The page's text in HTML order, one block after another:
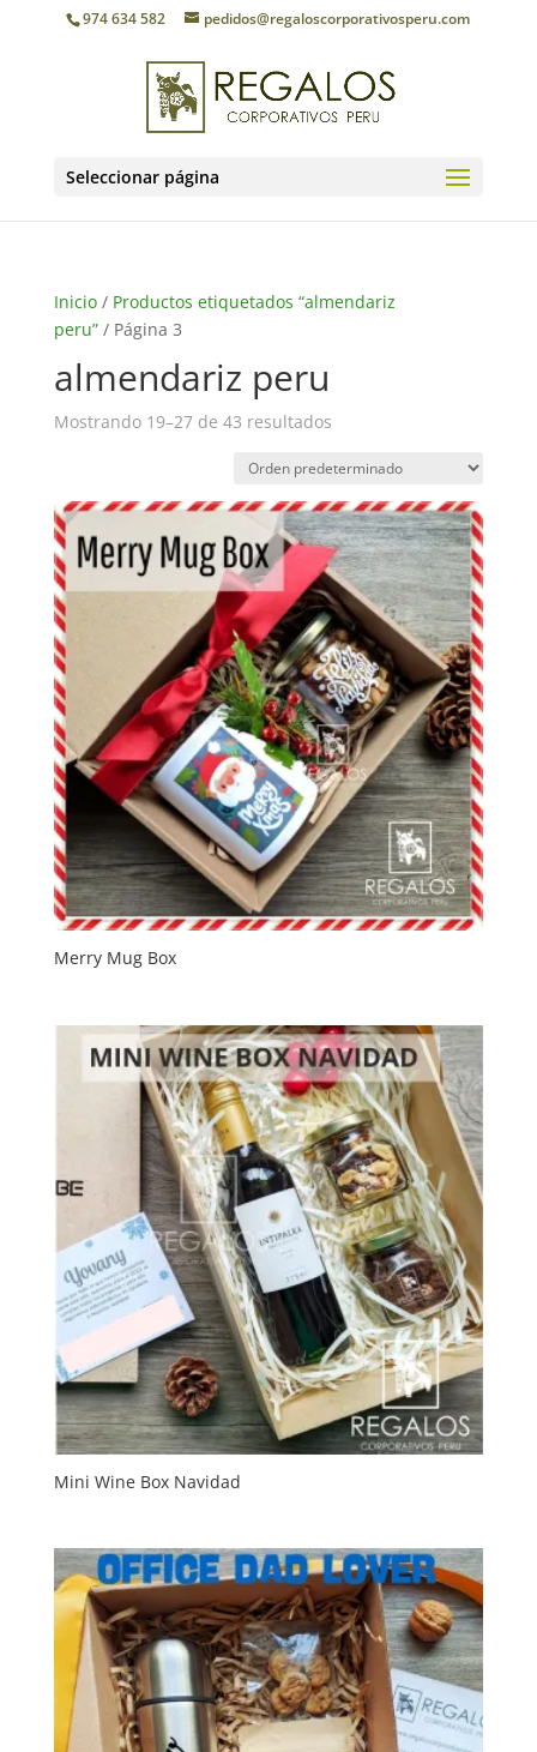
974 634 582 pedidos@regaloscorporativosperu.com
Seleccionar página
Inicio/ Productos etiquetados “almendariz
peru”/ Página 3
almendariz peru
Mostrando 19–27 de 43 resultados
Merry Mug Box
Mini Wine Box Navidad